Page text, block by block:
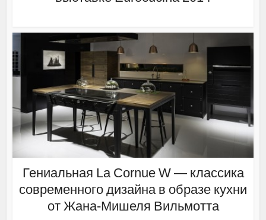
Гениальная La Cornue W — классика
современного дизайна в образе кухни
от Жана-Мишеля Вильмотта